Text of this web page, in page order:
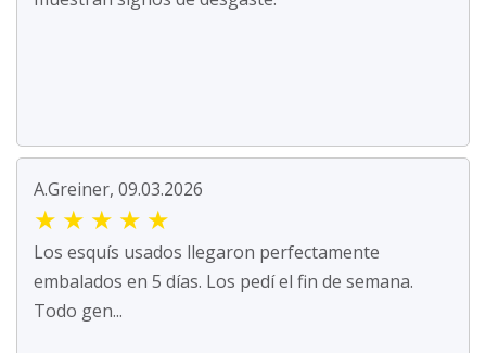
A.Greiner, 09.03.2026
★ ★ ★ ★ ★
Los esquís usados llegaron perfectamente
embalados en 5 días. Los pedí el fin de semana.
Todo gen...